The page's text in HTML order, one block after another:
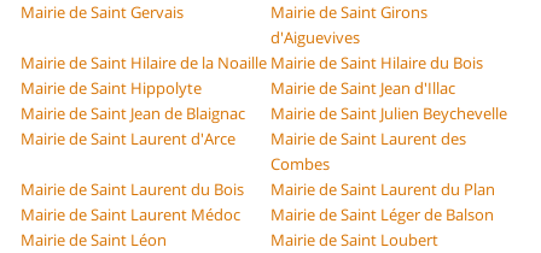
Mairie de Saint Gervais
Mairie de Saint Girons
d'Aiguevives
Mairie de Saint Hilaire de la Noaille Mairie de Saint Hilaire du Bois
Mairie de Saint Hippolyte
Mairie de Saint Jean d'Illac
Mairie de Saint Jean de Blaignac
Mairie de Saint Julien Beychevelle
Mairie de Saint Laurent d'Arce
Mairie de Saint Laurent des
Combes
Mairie de Saint Laurent du Bois
Mairie de Saint Laurent du Plan
Mairie de Saint Laurent Médoc
Mairie de Saint Léger de Balson
Mairie de Saint Léon
Mairie de Saint Loubert